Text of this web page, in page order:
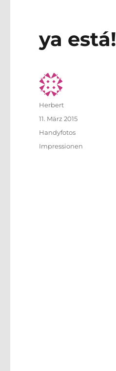
ya está!
Author
Herbert
Posted
11. März 2015
Categories
Handyfotos
Tags
Impressionen